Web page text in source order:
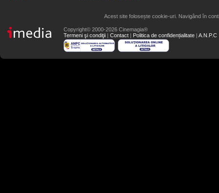
Acest site folosește cookie-uri. Navigând în
Copyright© 2000-2026 Cinemagia®
Termeni şi condiţii | Contact | Politica de confidențialitate | A.N.P.C